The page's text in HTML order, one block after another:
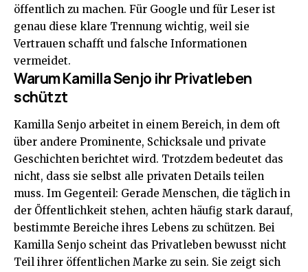
öffentlich zu machen. Für Google und für Leser ist
genau diese klare Trennung wichtig, weil sie
Vertrauen schafft und falsche Informationen
vermeidet.
Warum Kamilla Senjo ihr Privatleben
schützt
Kamilla Senjo arbeitet in einem Bereich, in dem oft
über andere Prominente, Schicksale und private
Geschichten berichtet wird. Trotzdem bedeutet das
nicht, dass sie selbst alle privaten Details teilen
muss. Im Gegenteil: Gerade Menschen, die täglich in
der Öffentlichkeit stehen, achten häufig stark darauf,
bestimmte Bereiche ihres Lebens zu schützen. Bei
Kamilla Senjo scheint das Privatleben bewusst nicht
Teil ihrer öffentlichen Marke zu sein. Sie zeigt sich